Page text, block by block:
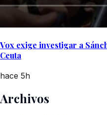
Vox exige investigar a
Ceuta
hace 5h
Archivos